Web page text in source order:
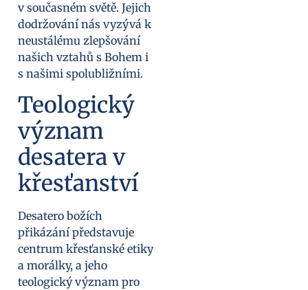
v současném světě. Jejich
dodržování nás vyzývá k
neustálému zlepšování
našich vztahů s Bohem i
s našimi spolubližními.
Teologický
význam
desatera v
křesťanství
Desatero božích
přikázání představuje
centrum křesťanské etiky
a morálky, a jeho
teologický význam pro